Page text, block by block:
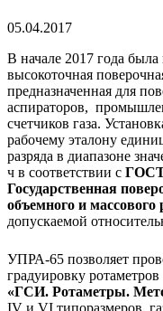
05.04.2017
В начале 2017 года
высокоточная
предназначенная для
аспираторов,
счетчиков газа.
рабочему эталону
разряда в диапазоне
ч в соответствии с ГОСТ
Государственная
объемного и массового
допускаемой
УПРА-65 позволяет
градуировку ротаметров
«ГСИ. Ротаметры.
IV и VI типоразмеров,